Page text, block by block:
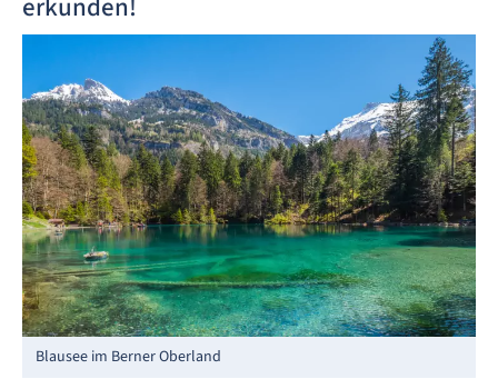
Blausee im Berner Oberland